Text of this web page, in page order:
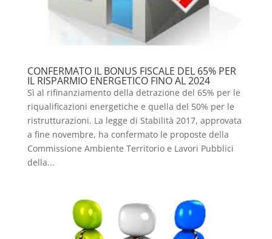
CONFERMATO IL BONUS FISCALE DEL 65% PER
IL RISPARMIO ENERGETICO FINO AL 2024
Sì al rifinanziamento della detrazione del 65% per le
riqualificazioni energetiche e quella del 50% per le
ristrutturazioni. La legge di Stabilità 2017, approvata
a fine novembre, ha confermato le proposte della
Commissione Ambiente Territorio e Lavori Pubblici
della...